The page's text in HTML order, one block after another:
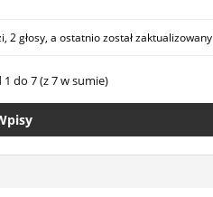
2 głosy, a ostatnio został zaktualizowany
do 7 (z 7 w sumie)